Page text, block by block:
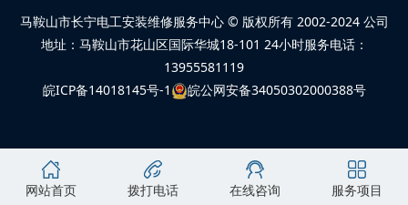
马鞍山市长宁电工安装维修服务中心 © 版权所有 2002-2024 公司
地址：马鞍山市花山区国际华城18-101 24小时服务电话：
13955581119
皖ICP备14018145号-1
皖公网安备34050302000388号
网站首页 拨打电话 在线咨询 服务项目